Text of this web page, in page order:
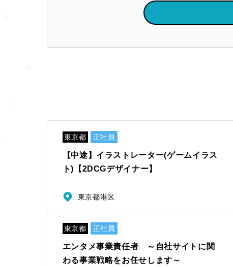
東京都 正社員
【中途】イラストレーター(ゲームイラス
ト)【2DCGデザイナー】
東京都港区
東京都 正社員
エンタメ事業責任者 ～自社サイトに関
わる事業戦略をお任せします～